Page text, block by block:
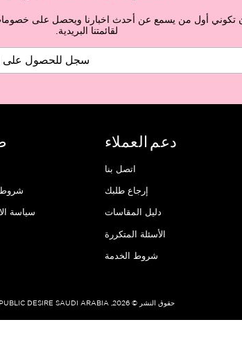
تكوني أول من يسمع عن أحدث اخبارنا ويحصل على
لقائمتنا البريدية.
دعم العملاء
اتصل بنا
إرجاع طلبك
دليل المقاسات
الأسئلة المتكررة
شروط الخدمة
شروط
سياسة
حقوق النشر © 2026, PUBLIC DESIRE SAUDI ARABIA